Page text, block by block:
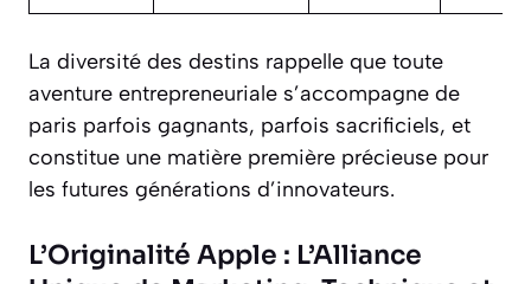
La diversité des destins rappelle que toute
aventure entrepreneuriale s’accompagne de
paris parfois gagnants, parfois sacrificiels, et
constitue une matière première précieuse pour
les futures générations d’innovateurs.
L’Originalité Apple : L’Alliance